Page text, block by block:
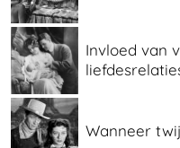
Invloed van
Wanneer